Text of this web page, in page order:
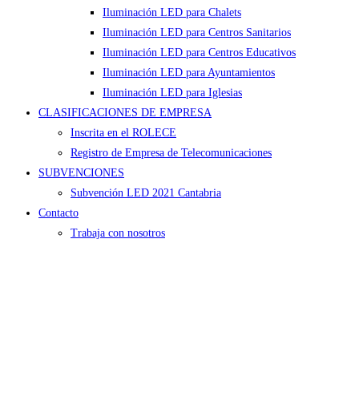
Iluminación LED para Chalets
Iluminación LED para Centros Sanitarios
Iluminación LED para Centros Educativos
Iluminación LED para Ayuntamientos
Iluminación LED para Iglesias
CLASIFICACIONES DE EMPRESA
Inscrita en el ROLECE
Registro de Empresa de Telecomunicaciones
SUBVENCIONES
Subvención LED 2021 Cantabria
Contacto
Trabaja con nosotros